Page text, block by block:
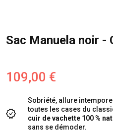
Sac Manuela noir -
109,00 €
Sobriété, allure
toutes les cases du
cuir de vachette 100 %
sans se démoder.